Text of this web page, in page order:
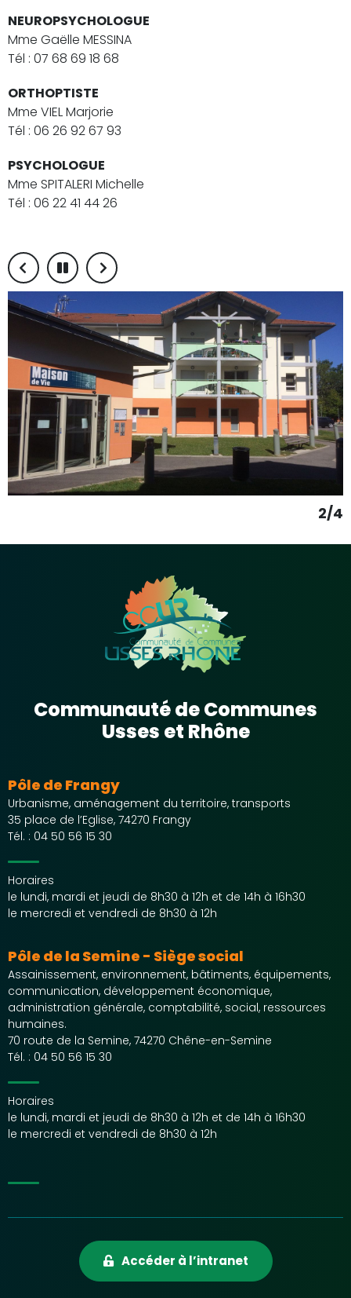
NEUROPSYCHOLOGUE
Mme Gaëlle MESSINA
Tél : 07 68 69 18 68
ORTHOPTISTE
Mme VIEL Marjorie
Tél : 06 26 92 67 93
PSYCHOLOGUE
Mme SPITALERI Michelle
Tél : 06 22 41 44 26
2/4
Précédent
PauseSuivant
Communauté de Communes
Usses et Rhône
Pôle de Frangy
Urbanisme, aménagement du territoire, transports
35 place de l’Eglise, 74270 Frangy
Tél. : 04 50 56 15 30
Horaires
le lundi, mardi et jeudi de 8h30 à 12h et de 14h à 16h30
le mercredi et vendredi de 8h30 à 12h
Pôle de la Semine - Siège social
Assainissement, environnement, bâtiments, équipements,
communication, développement économique,
administration générale, comptabilité, social, ressources
humaines.
70 route de la Semine, 74270 Chêne-en-Semine
Tél. : 04 50 56 15 30
Horaires
le lundi, mardi et jeudi de 8h30 à 12h et de 14h à 16h30
le mercredi et vendredi de 8h30 à 12h
Accéder à l’intranet